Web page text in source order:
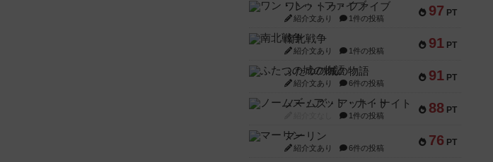
97 PT
ワン・トゥ・ファイブ
紹介文あり 1件の投稿
91 PT
南北戦争
紹介文あり 1件の投稿
91 PT
ふたつの城の物語
紹介文あり 6件の投稿
88 PT
ノームズ・アット・ナイト
1件の投稿
76 PT
マーリン
紹介文あり 6件の投稿